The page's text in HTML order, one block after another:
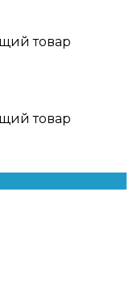
товар
товар